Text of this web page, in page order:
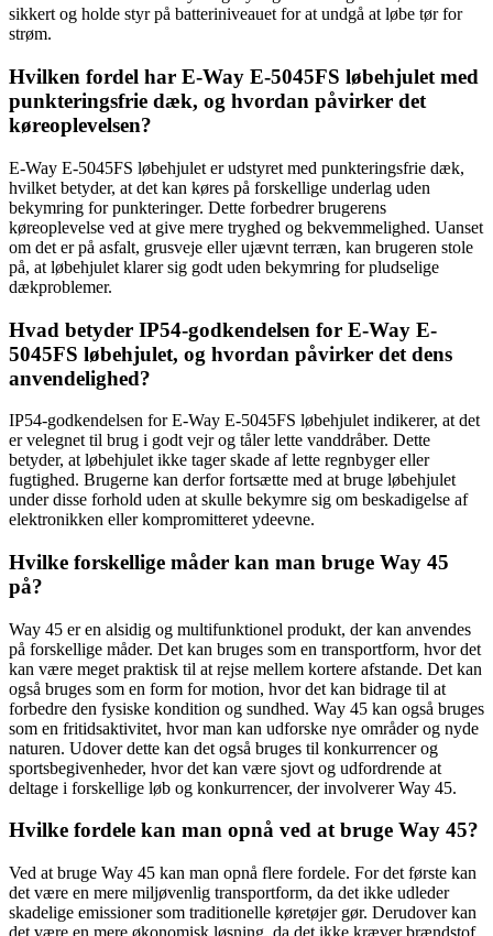
sikkert og holde styr på batteriniveauet for at undgå at løbe tør for
strøm.
Hvilken fordel har E-Way E-5045FS løbehjulet med
punkteringsfrie dæk, og hvordan påvirker det
køreoplevelsen?
E-Way E-5045FS løbehjulet er udstyret med punkteringsfrie dæk,
hvilket betyder, at det kan køres på forskellige underlag uden
bekymring for punkteringer. Dette forbedrer brugerens
køreoplevelse ved at give mere tryghed og bekvemmelighed. Uanset
om det er på asfalt, grusveje eller ujævnt terræn, kan brugeren stole
på, at løbehjulet klarer sig godt uden bekymring for pludselige
dækproblemer.
Hvad betyder IP54-godkendelsen for E-Way E-
5045FS løbehjulet, og hvordan påvirker det dens
anvendelighed?
IP54-godkendelsen for E-Way E-5045FS løbehjulet indikerer, at det
er velegnet til brug i godt vejr og tåler lette vanddråber. Dette
betyder, at løbehjulet ikke tager skade af lette regnbyger eller
fugtighed. Brugerne kan derfor fortsætte med at bruge løbehjulet
under disse forhold uden at skulle bekymre sig om beskadigelse af
elektronikken eller kompromitteret ydeevne.
Hvilke forskellige måder kan man bruge Way 45
på?
Way 45 er en alsidig og multifunktionel produkt, der kan anvendes
på forskellige måder. Det kan bruges som en transportform, hvor det
kan være meget praktisk til at rejse mellem kortere afstande. Det kan
også bruges som en form for motion, hvor det kan bidrage til at
forbedre den fysiske kondition og sundhed. Way 45 kan også bruges
som en fritidsaktivitet, hvor man kan udforske nye områder og nyde
naturen. Udover dette kan det også bruges til konkurrencer og
sportsbegivenheder, hvor det kan være sjovt og udfordrende at
deltage i forskellige løb og konkurrencer, der involverer Way 45.
Hvilke fordele kan man opnå ved at bruge Way 45?
Ved at bruge Way 45 kan man opnå flere fordele. For det første kan
det være en mere miljøvenlig transportform, da det ikke udleder
skadelige emissioner som traditionelle køretøjer gør. Derudover kan